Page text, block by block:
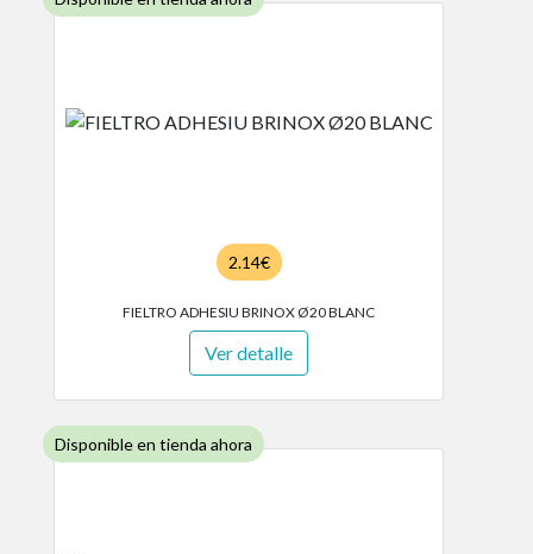
2.14€
FIELTRO ADHESIU BRINOX Ø20 BLANC
Ver detalle
Disponible en tienda ahora